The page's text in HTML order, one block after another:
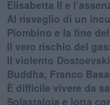
​Elisabetta II e
Al risveglio di un
​Piombino e la fine
​Il vero rischio del
​Il violento
​Buddha, Franco
​È difficile vivere da
Solastalgia e lotta